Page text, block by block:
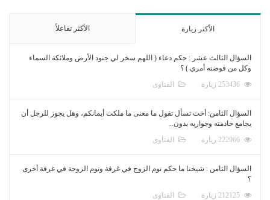
الأكثر زيارة الأكثر تفاعلاً
السؤال الثالث عشر : حكم دعاء ( اللهم سخر لي جنود الأرض وملائكة السماء
وكل من فوضته أمري ) ؟
الفتاوى
السؤال الثامن: أخت تسأل تقول ما معنى ما ملكت أيمانكم، وهل يجوز للرجل أن
يجامع خادمته وجواريه بدون...
الفتاوى
السؤال الثامن : شيخنا ما حكم نوم الزوج في غرفة ونوم الزوجة في غرفة أخرى
؟
الفتاوى